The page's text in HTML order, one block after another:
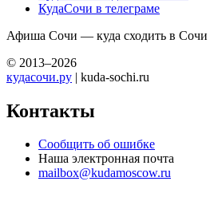
КудаСочи в телеграме
Афиша Сочи — куда сходить в Сочи
© 2013–2026
кудасочи.ру | kuda-sochi.ru
Контакты
Сообщить об ошибке
Наша электронная почта
mailbox@kudamoscow.ru